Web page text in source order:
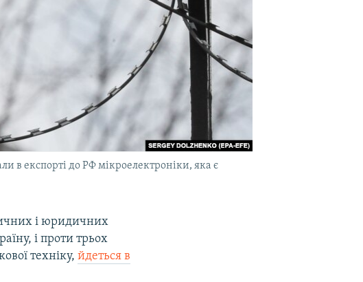
в експорті до РФ мікроелектроніки, яка є
і юридичних
і проти трьох
техніку,йдеться в